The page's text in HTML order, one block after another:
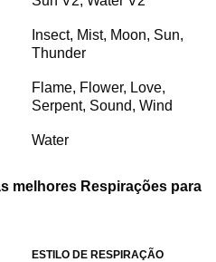
Insect, Mist, Moon, Sun,
Thunder
Flame, Flower, Love,
Serpent, Sound, Wind
Water
melhores Respirações para
ESTILO DE RESPIRAÇÃO